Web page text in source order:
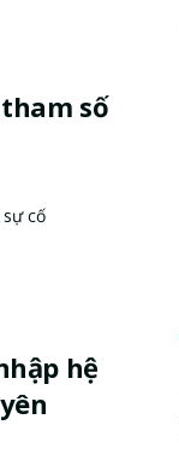
tham số
cố
hệ